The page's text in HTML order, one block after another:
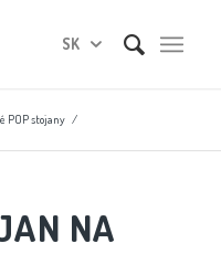
SK
POP stojany /
NA